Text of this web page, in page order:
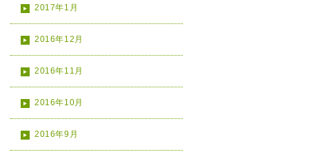
2017年1月
2016年12月
2016年11月
2016年10月
2016年9月